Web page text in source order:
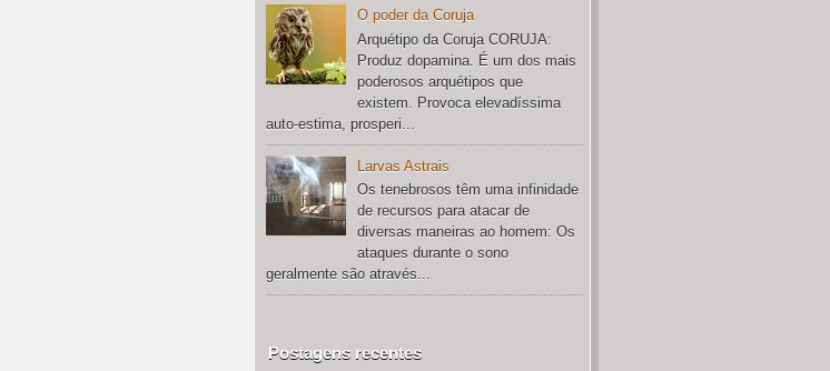
O poder da Coruja
Arquétipo da Coruja CORUJA:
Produz dopamina. É um dos mais
poderosos arquétipos que
existem. Provoca elevadíssima
auto-estima, prosperi...
Larvas Astrais
Os tenebrosos têm uma infinidade
de recursos para atacar de
diversas maneiras ao homem: Os
ataques durante o sono
geralmente são através...
Postagens recentes